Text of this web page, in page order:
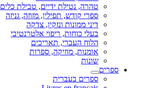
טהרה, נטילת ידיים, טבילת כלים
ספרי קודש, תפילין, מזוזה, גניזה
דיני ממונות ונזקין, צדקה
בעלי כוחות, ריפוי אלטרנטיבי
הלוח העברי, תאריכים
אומנות, מוזיקה, ספרות
שונות
ספרים
ספרים בעברית